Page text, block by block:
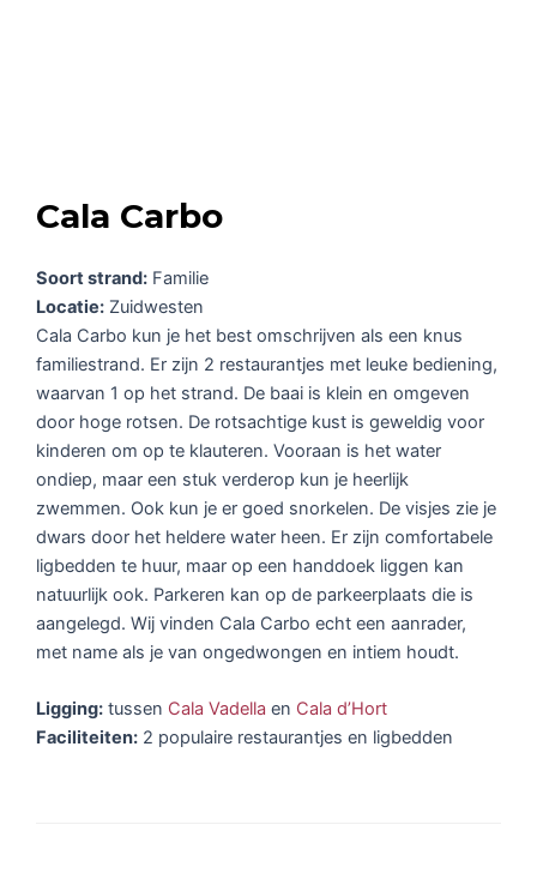
Cala Carbo
Soort strand: Familie
Locatie: Zuidwesten
Cala Carbo kun je het best omschrijven als een knus
familiestrand. Er zijn 2 restaurantjes met leuke bediening,
waarvan 1 op het strand. De baai is klein en omgeven
door hoge rotsen. De rotsachtige kust is geweldig voor
kinderen om op te klauteren. Vooraan is het water
ondiep, maar een stuk verderop kun je heerlijk
zwemmen. Ook kun je er goed snorkelen. De visjes zie je
dwars door het heldere water heen. Er zijn comfortabele
ligbedden te huur, maar op een handdoek liggen kan
natuurlijk ook. Parkeren kan op de parkeerplaats die is
aangelegd. Wij vinden Cala Carbo echt een aanrader,
met name als je van ongedwongen en intiem houdt.
Ligging: tussen Cala Vadella en Cala d’Hort
Faciliteiten: 2 populaire restaurantjes en ligbedden